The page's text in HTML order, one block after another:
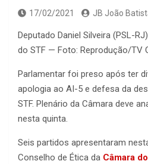
17/02/2021 JB João
Deputado Daniel Silveira (PSL-
do STF — Foto: Reprodução/TV
Parlamentar foi preso após ter
apologia ao AI-5 e defesa da
STF. Plenário da Câmara deve
nesta quinta.
Seis partidos apresentaram
Conselho de Ética da Câmara